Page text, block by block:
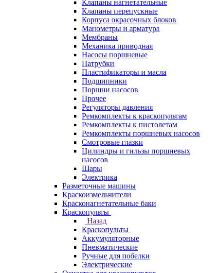
Клапаны нагнетательные
Клапаны перепускные
Корпуса окрасочных блоков
Манометры и арматура
Мембраны
Механика приводная
Насосы поршневые
Патрубки
Пластификаторы и масла
Подшипники
Поршни насосов
Прочее
Регуляторы давления
Ремкомплекты к краскопультам
Ремкомплекты к пистолетам
Ремкомплекты поршневых насосов
Смотровые глазки
Цилиндры и гильзы поршневых
насосов
Шары
Электрика
Разметочные машины
Краскоизмельчители
Красконагнетательные баки
Краскопульты
Назад
Краскопульты
Аккумуляторные
Пневматические
Ручные для побелки
Электрические